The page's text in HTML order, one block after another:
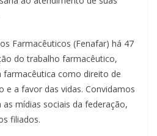
Farmacêuticos (Fenafar) há 47
do trabalho farmacêutico,
farmacêutica como direito de
e a favor das vidas. Convidamos
mídias sociais da federação,
filiados.